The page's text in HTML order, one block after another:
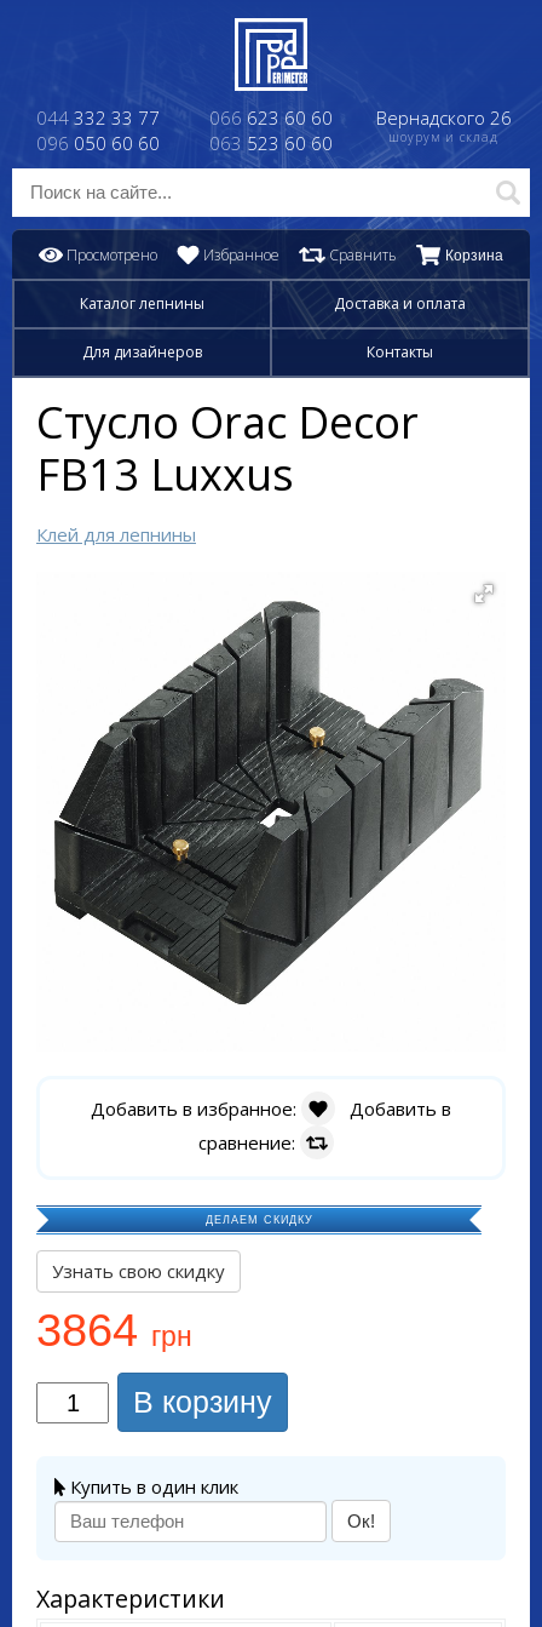
044 332 33 77
096 050 60 60
066 623 60 60
063 523 60 60
Вернадского 26
шоурум и склад
Просмотрено Избранное Сравнить Корзина
Каталог лепнины Доставка и оплата
Для дизайнеров Контакты
Стусло Orac Decor
FB13 Luxxus
Клей для лепнины
Добавить в избранное:
Добавить в
сравнение:
ДЕЛАЕМ СКИДКУ
Узнать свою скидку
3864 грн
В корзину
Купить в один клик
Ок!
Характеристики